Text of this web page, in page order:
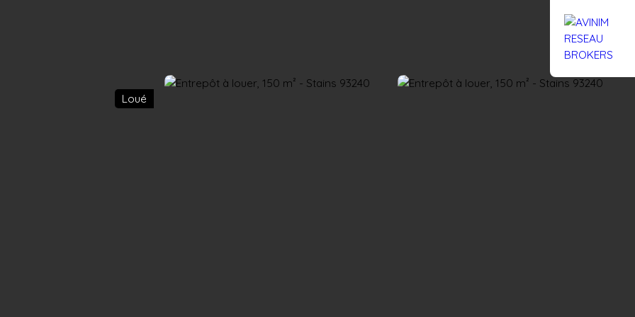
Louer Confiez un local Trouver un Broker Rejoignez-nous Actualités Nous contacter
Loué